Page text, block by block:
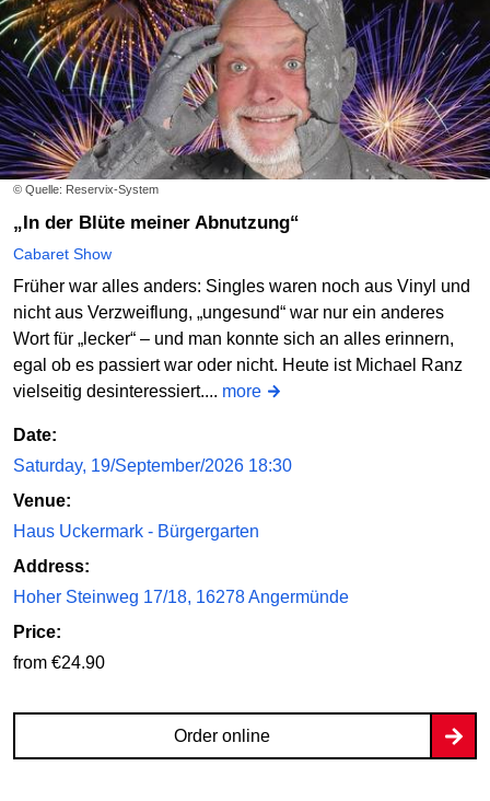
© Quelle: Reservix-System
„In der Blüte meiner Abnutzung“
Cabaret Show
Früher war alles anders: Singles waren noch aus Vinyl und
nicht aus Verzweiflung, „ungesund“ war nur ein anderes
Wort für „lecker“ – und man konnte sich an alles erinnern,
egal ob es passiert war oder nicht. Heute ist Michael Ranz
vielseitig desinteressiert.... more
Date:
Saturday, 19/September/2026 18:30
Venue:
Haus Uckermark - Bürgergarten
Address:
Hoher Steinweg 17/18, 16278 Angermünde
Price:
from €24.90
Order online